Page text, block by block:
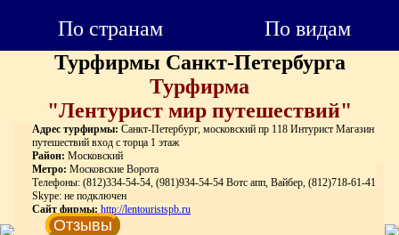
По странам
По видам
Турфирмы Санкт-Петербурга
Турфирма
"Лентурист мир путешествий"
Адрес турфирмы: Санкт-Петербург, московский пр 118 Интурист Магазин
путешествий вход с торца 1 этаж
Район: Московский
Метро: Московские Ворота
Телефоны: (812)334-54-54, (981)934-54-54 Вотс апп, Вайбер, (812)718-61-41
Skype: не подключен
Сайт фирмы: http://lentouristspb.ru
Отзывы